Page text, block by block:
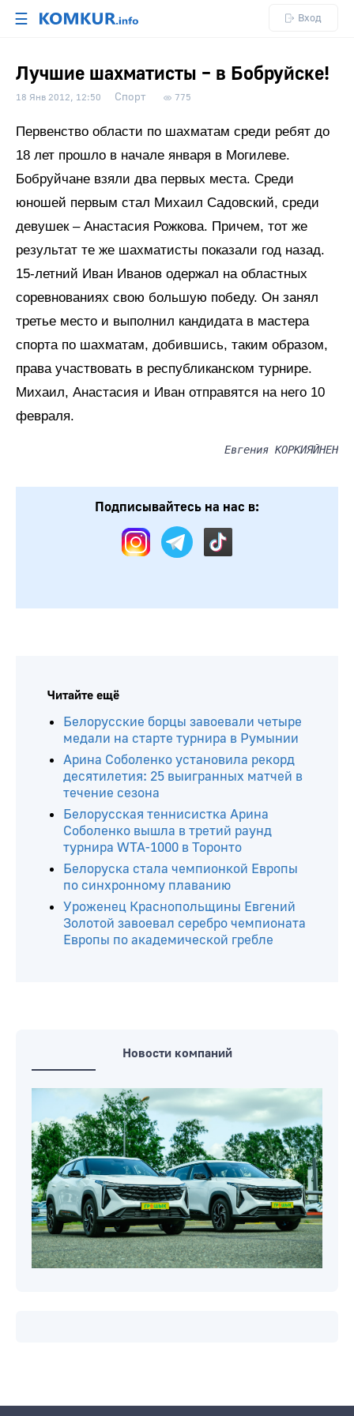
☰ Вход
Лучшие шахматисты – в Бобруйске!
18 Янв 2012, 12:50 Спорт 775
Первенство области по шахматам среди ребят до
18 лет прошло в начале января в Могилеве.
Бобруйчане взяли два первых места. Среди
юношей первым стал Михаил Садовский, среди
девушек – Анастасия Рожкова. Причем, тот же
результат те же шахматисты показали год назад.
15-летний Иван Иванов одержал на областных
соревнованиях свою большую победу. Он занял
третье место и выполнил кандидата в мастера
спорта по шахматам, добившись, таким образом,
права участвовать в республиканском турнире.
Михаил, Анастасия и Иван отправятся на него 10
февраля.
Евгения КОРКИЯЙНЕН
Подписывайтесь на нас в:
Читайте ещё
Белорусские борцы завоевали четыре
медали на старте турнира в Румынии
Арина Соболенко установила рекорд
десятилетия: 25 выигранных матчей в
течение сезона
Белорусская теннисистка Арина
Соболенко вышла в третий раунд
Европы по академической гребле
Новости компаний